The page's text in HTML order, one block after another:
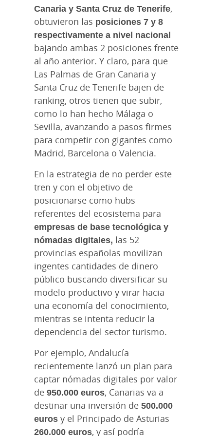
Canaria y Santa Cruz de Tenerife,
obtuvieron las posiciones 7 y 8
respectivamente a nivel nacional
bajando ambas 2 posiciones frente
al año anterior. Y claro, para que
Las Palmas de Gran Canaria y
Santa Cruz de Tenerife bajen de
ranking, otros tienen que subir,
como lo han hecho Málaga o
Sevilla, avanzando a pasos firmes
para competir con gigantes como
Madrid, Barcelona o Valencia.
En la estrategia de no perder este
tren y con el objetivo de
posicionarse como hubs
referentes del ecosistema para
empresas de base tecnológica y
nómadas digitales, las 52
provincias españolas movilizan
ingentes cantidades de dinero
público buscando diversificar su
modelo productivo y virar hacia
una economía del conocimiento,
mientras se intenta reducir la
dependencia del sector turismo.
Por ejemplo, Andalucía
recientemente lanzó un plan para
captar nómadas digitales por valor
de 950.000 euros, Canarias va a
destinar una inversión de 500.000
euros y el Principado de Asturias
260.000 euros, y así podría